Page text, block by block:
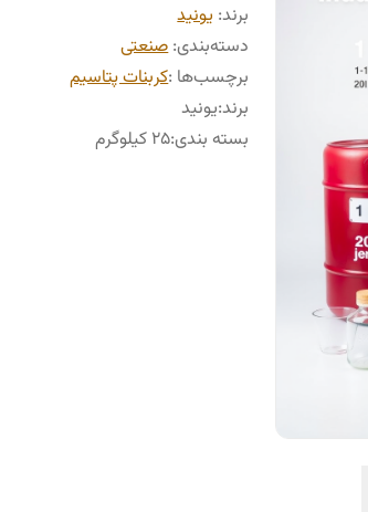
برند: یونید
دسته‌بندی:صنعتی
برچسب‌ها :کربنات پتاسیم
برند:یونید
بسته بندی:25 کیلوگرم